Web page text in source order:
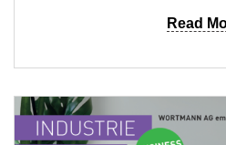
Read